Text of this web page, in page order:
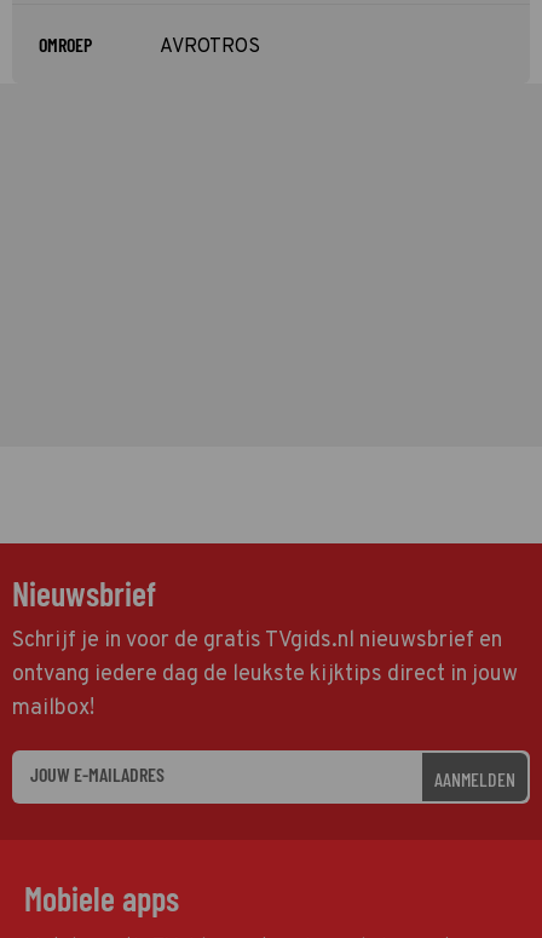
OMROEP AVROTROS
Nieuwsbrief
Schrijf je in voor de gratis TVgids.nl nieuwsbrief en
ontvang iedere dag de leukste kijktips direct in jouw
mailbox!
AANMELDEN
Mobiele apps